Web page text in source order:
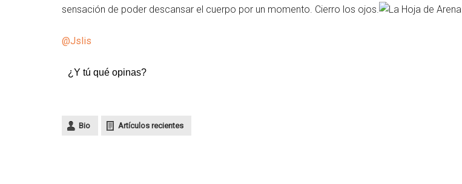
sensación de poder descansar el cuerpo por un momento. Cierro los ojos.
@Jslis
¿Y tú qué opinas?
Bio Artículos recientes